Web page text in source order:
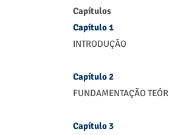
Capítulos
Capítulo 1
INTRODUÇÃO
Capítulo 2
FUNDAMENTAÇÃO
Capítulo 3